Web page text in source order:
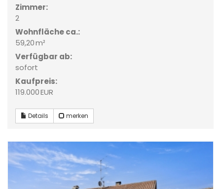
Zimmer:
2
Wohnfläche ca.:
59,20 m²
Verfügbar ab:
sofort
Kaufpreis:
119.000 EUR
Details merken